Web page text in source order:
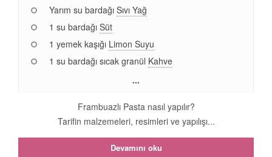
Yarım su bardağı Sıvı Yağ
1 su bardağı Süt
1 yemek kaşığı Limon Suyu
1 su bardağı sıcak granül Kahve
...
Frambuazlı Pasta nasıl yapılır?
Tarifin malzemeleri, resimleri ve yapılışı...
Devamını oku